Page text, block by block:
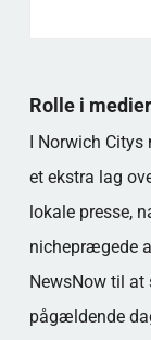
Rolle i
I Norwich Citys
et ekstra lag
lokale presse,
nicheprægede
NewsNow til at
pågældende